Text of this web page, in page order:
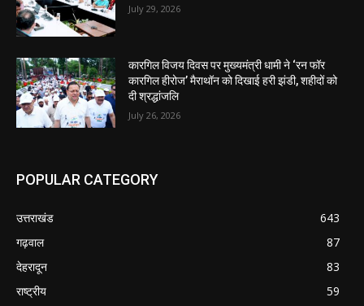
July 29, 2026
कारगिल विजय दिवस पर मुख्यमंत्री धामी ने ‘रन फॉर
कारगिल हीरोज’ मैराथॉन को दिखाई हरी झंडी, शहीदों को
दी श्रद्धांजलि
July 26, 2026
POPULAR CATEGORY
उत्तराखंड
643
गढ़वाल
87
देहरादून
83
राष्ट्रीय
59